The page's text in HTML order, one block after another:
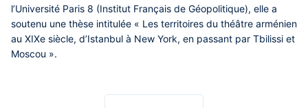
l’Université Paris 8 (Institut Français de Géopolitique), elle a
soutenu une thèse intitulée « Les territoires du théâtre arménien
au XIXe siècle, d’Istanbul à New York, en passant par Tbilissi et
Moscou ».